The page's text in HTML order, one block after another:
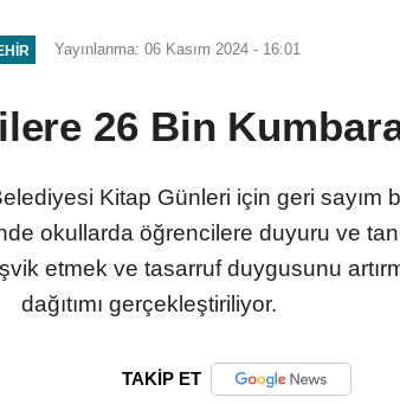
Yayınlanma: 06 Kasım 2024 - 16:01
26 Bin Kumbara
Kitap Günleri için geri sayım
okullarda öğrencilere duyuru ve
etmek ve tasarruf duygusunu
dağıtımı gerçekleştiriliyor.
TAKİP ET